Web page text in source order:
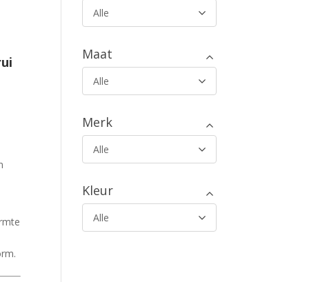
Alle
Maat
Alle
Merk
Alle
Kleur
Alle